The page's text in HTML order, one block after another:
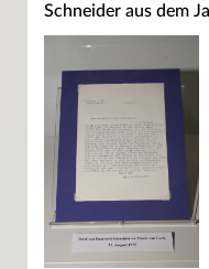
Schneider aus dem